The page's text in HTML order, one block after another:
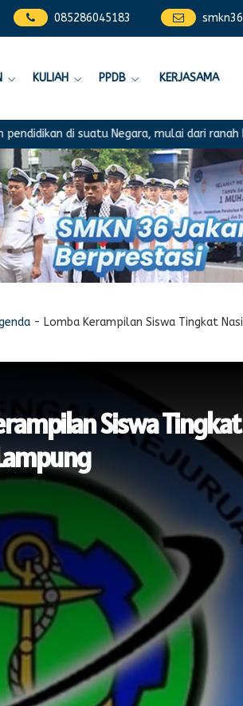
085286045183
KULIAH PPDB KERJASAMA
di suatu Negara, mulai dari ranah
- Lomba Kerampilan Siswa Tingkat
Siswa Tingkat